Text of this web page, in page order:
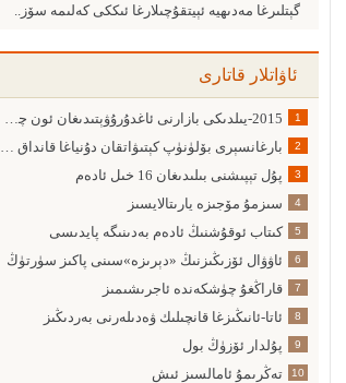
گېتلىرغا مەدىھيە ئېيتقۇچىلارغا ئىككى كەلىمە سۆز..
ئاۋاتلار قاتارى
1 2015-يىلدىكى بازارنى ئاغدۇرۇۋېتىدىغان ئون چوڭ ئامىل
2 بارغانسېرى بۆلۈنۈپ كېتىۋاتقان دۇنياغا قانداق يۈزلىنىش كېرەك
3 پۇل تېپىشنى بىلىدىغان 16 خىل ئادەم
4 سىزمۇ مۆجىزە يارىتالايسىز
5 كىتاب ئوقۇشنىڭ ئادەم بەدىنىگە پايدىسى
6 ئاۋۋال ئۆزىڭىزنىڭ «دېرىزە»سىنى پاكىز سۈرتۈڭ
7 قاراڭغۇ چۈشكەندە ئاجرىشىمىز
8 ئاتا-ئانىڭىزغا قانچىلىك ۋەدىلەرنى بەردىڭىز
9 پۇلدار ئۆزۈڭ بول
10 تەڭرىمۇ ئامالسىز ئىش